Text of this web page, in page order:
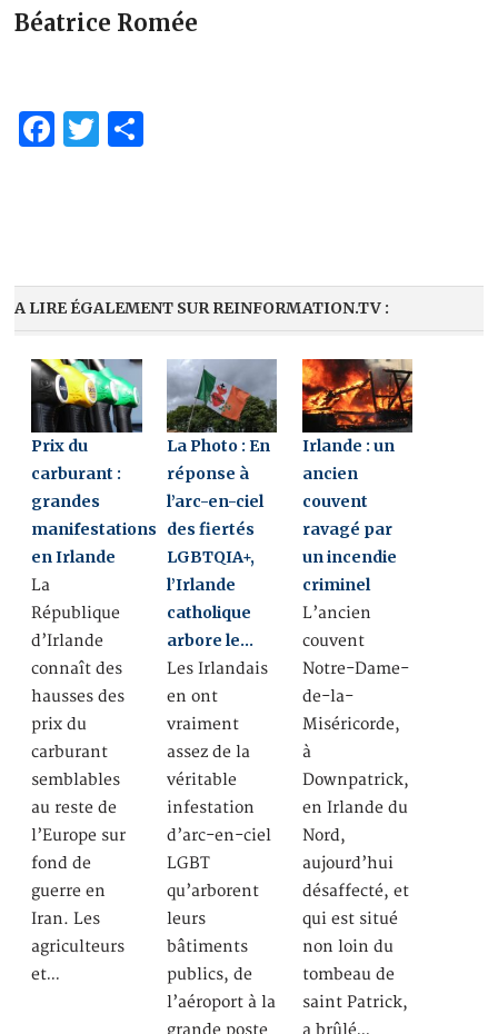
Béatrice Romée
Facebook
Twitter
A LIRE ÉGALEMENT SUR REINFORMATION.TV :
Prix du
carburant :
grandes
manifestations
en Irlande
La
République
d’Irlande
connaît des
hausses des
prix du
carburant
semblables
au reste de
l’Europe sur
fond de
guerre en
Iran. Les
agriculteurs
et…
La Photo : En
réponse à
l’arc-en-ciel
des fiertés
LGBTQIA+,
l’Irlande
catholique
arbore le…
Les Irlandais
en ont
vraiment
assez de la
véritable
infestation
d’arc-en-ciel
LGBT
qu’arborent
leurs
bâtiments
publics, de
l’aéroport à la
grande poste
Irlande : un
ancien
couvent
ravagé par
un incendie
criminel
L’ancien
couvent
Notre-Dame-
de-la-
Miséricorde,
à
Downpatrick,
en Irlande du
Nord,
aujourd’hui
désaffecté, et
qui est situé
non loin du
tombeau de
saint Patrick,
a brûlé…